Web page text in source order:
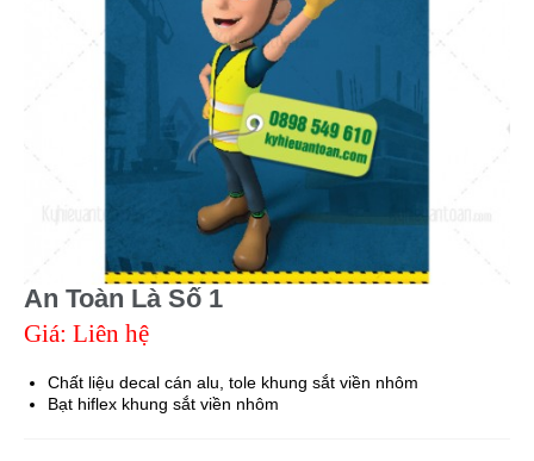
An Toàn Là Số 1
Giá: Liên hệ
Chất liệu decal cán alu, tole khung sắt viền nhôm
Bạt hiflex khung sắt viền nhôm